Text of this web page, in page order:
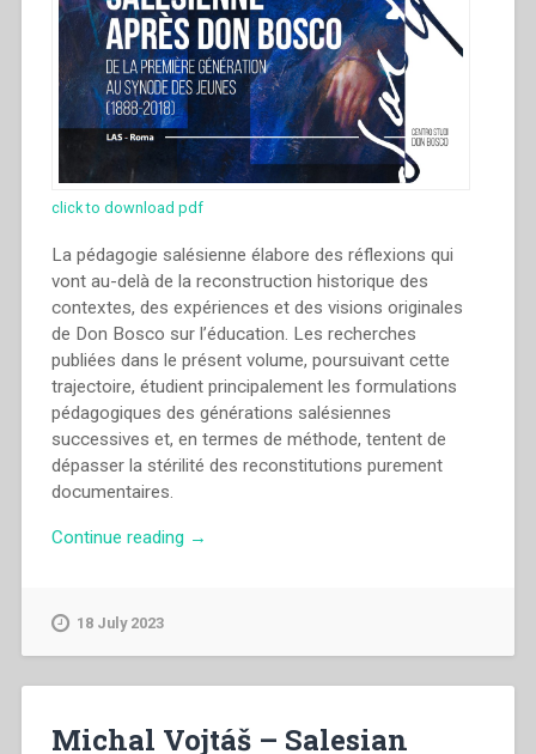
internazionale
di
Storia
Salesiana
Roma,
19-
23
novembre
2014””
click to download pdf
La pédagogie salésienne élabore des réflexions qui
vont au-delà de la reconstruction historique des
contextes, des expériences et des visions originales
de Don Bosco sur l’éducation. Les recherches
publiées dans le présent volume, poursuivant cette
trajectoire, étudient principalement les formulations
pédagogiques des générations salésiennes
successives et, en termes de méthode, tentent de
dépasser la stérilité des reconstitutions purement
documentaires.
Continue reading “Michal
De
→
18 July 2023
Michal Vojtáš – Salesian